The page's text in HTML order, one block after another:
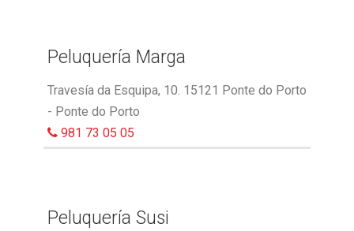
Peluquería Marga
Travesía da Esquipa, 10. 15121 Ponte do Porto
- Ponte do Porto
981 73 05 05
Peluquería Susi